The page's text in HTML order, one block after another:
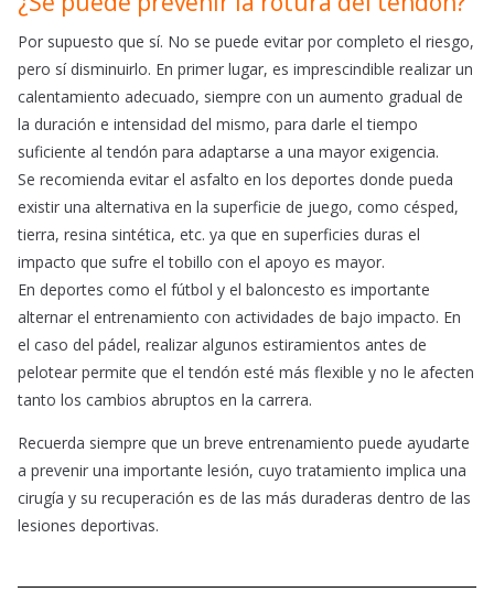
Por supuesto que sí. No se puede evitar por completo el riesgo,
pero sí disminuirlo. En primer lugar, es imprescindible realizar un
calentamiento adecuado, siempre con un aumento gradual de
la duración e intensidad del mismo, para darle el tiempo
suficiente al tendón para adaptarse a una mayor exigencia.
Se recomienda evitar el asfalto en los deportes donde pueda
existir una alternativa en la superficie de juego, como césped,
tierra, resina sintética, etc. ya que en superficies duras el
impacto que sufre el tobillo con el apoyo es mayor.
En deportes como el fútbol y el baloncesto es importante
alternar el entrenamiento con actividades de bajo impacto. En
el caso del pádel, realizar algunos estiramientos antes de
pelotear permite que el tendón esté más flexible y no le afecten
tanto los cambios abruptos en la carrera.
Recuerda siempre que un breve entrenamiento puede ayudarte
a prevenir una importante lesión, cuyo tratamiento implica una
cirugía y su recuperación es de las más duraderas dentro de las
lesiones deportivas.